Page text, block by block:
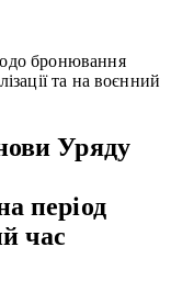
бронювання
та на воєнний
Уряду
період
час